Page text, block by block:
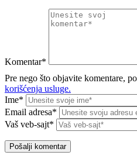
Komentar*
Pre nego što objavite komentare,
korišćenja usluge.
Ime*
Email adresa*
Vaš veb-sajt*